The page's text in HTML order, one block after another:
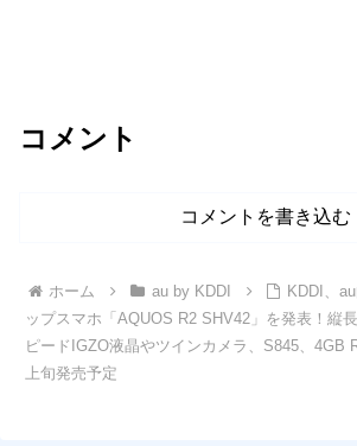
コメント
コメントを書き込む
ホーム au by KDDI
KDDI、
ップスマホ「AQUOS R2 SHV42」を発表！縦
ピードIGZO液晶やツインカメラ、S845、4GB
上旬発売予定